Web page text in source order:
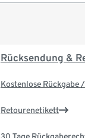
Rücksendung &
Kostenlose Rückgabe
Retourenetikett